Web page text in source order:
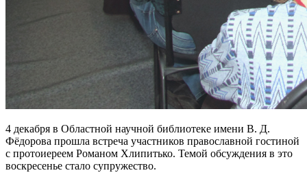
4 декабря в Областной научной библиотеке имени В. Д.
Фёдорова прошла встреча участников православной гостиной
с протоиереем Романом Хлипитько. Темой обсуждения в это
воскресенье стало супружество.